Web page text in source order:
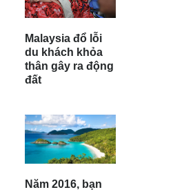
Malaysia đổ lỗi
du khách khỏa
thân gây ra động
đất
Năm 2016, bạn